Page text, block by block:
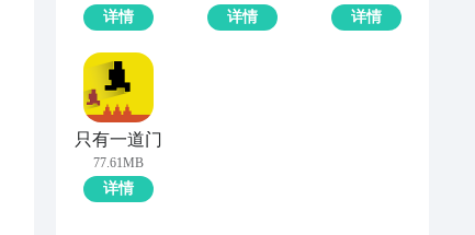
详情 详情 详情
只有一道门
77.61MB
详情